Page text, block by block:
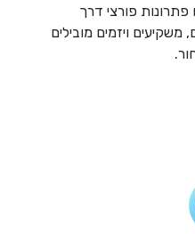
פורצי דרך
ויזמים מובילים